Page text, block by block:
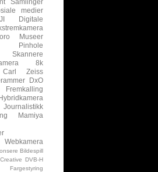
medier
Digitale
Museer
Pinhole
Skannere
8k
Carl Zeiss
DxO
Fremkalling
Journalistikk
Mamiya
Webkamera
Bildespill
Creative
DVB-H
Fargestyring